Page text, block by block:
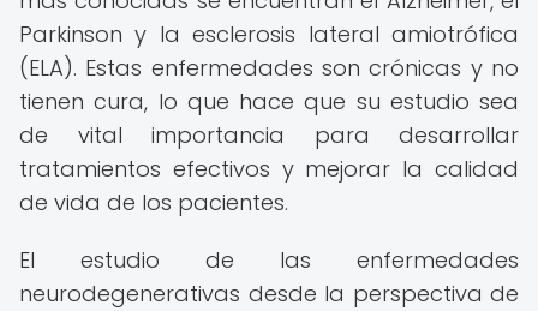
Parkinson y la esclerosis lateral amiotrófica
(ELA). Estas enfermedades son crónicas y no
tienen cura, lo que hace que su estudio sea
de vital importancia para desarrollar
tratamientos efectivos y mejorar la calidad
de vida de los pacientes.
El estudio de las enfermedades
neurodegenerativas desde la perspectiva de